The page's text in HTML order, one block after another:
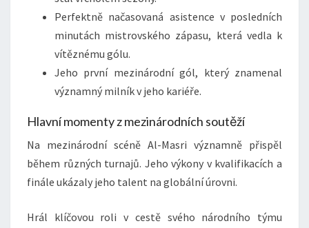
Perfektně načasovaná asistence v posledních
minutách mistrovského zápasu, která vedla k
vítěznému gólu.
Jeho první mezinárodní gól, který znamenal
významný milník v jeho kariéře.
Hlavní momenty z mezinárodních soutěží
Na mezinárodní scéně Al-Masri významně přispěl
během různých turnajů. Jeho výkony v kvalifikacích a
finále ukázaly jeho talent na globální úrovni.
Hrál klíčovou roli v cestě svého národního týmu